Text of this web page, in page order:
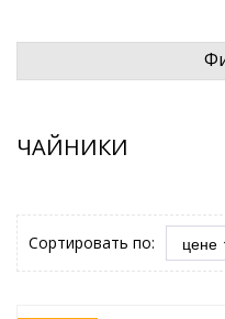
ЧАЙНИКИ
Сортировать по: